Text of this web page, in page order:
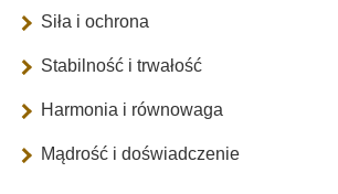
Siła i ochrona
Stabilność i trwałość
Harmonia i równowaga
Mądrość i doświadczenie